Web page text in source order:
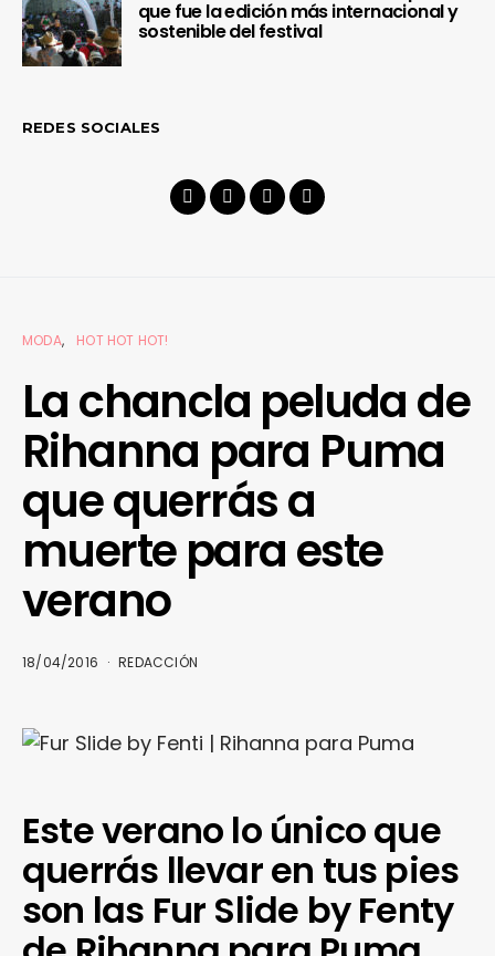
que fue la edición más internacional y
sostenible del festival
REDES SOCIALES
MODA HOT HOT HOT!
La chancla peluda de
Rihanna para Puma
que querrás a
muerte para este
verano
18/04/2016 REDACCIÓN
Este verano lo único que
querrás llevar en tus pies
son las Fur Slide by Fenty